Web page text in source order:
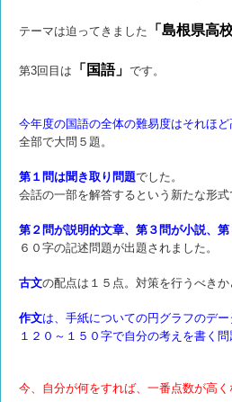
テーマは迫ってきました 「島根県高
第3回目は 「国語」 です。
今年度の国語の全体の難易度はそれほど
全部で大問５題。
第１問は聞き取り問題でした。
会話の一部を解答するという新たな形式
第２問が説明的文章、第３問が小説、
６０字の記述問題が出題されました。
古文の配点は１５点。対策を行うべき
作文は、手紙についての円グラフのデー
１２０～１５０字で自分の考えを書く問
今、自分が何をすれば、一番点数が高